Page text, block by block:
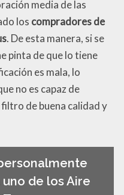
media de las
los compradores de
. De esta manera, si se
pinta de que lo tiene
es mala, lo
no es capaz de
de buena calidad y
de los Aire